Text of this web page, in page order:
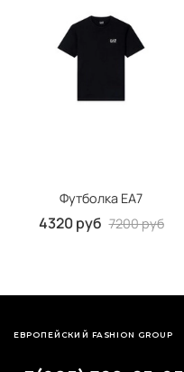
Футболка EA7
4320 руб 7200 руб
ЕВРОПЕЙСКИЙ FASHION GROUP